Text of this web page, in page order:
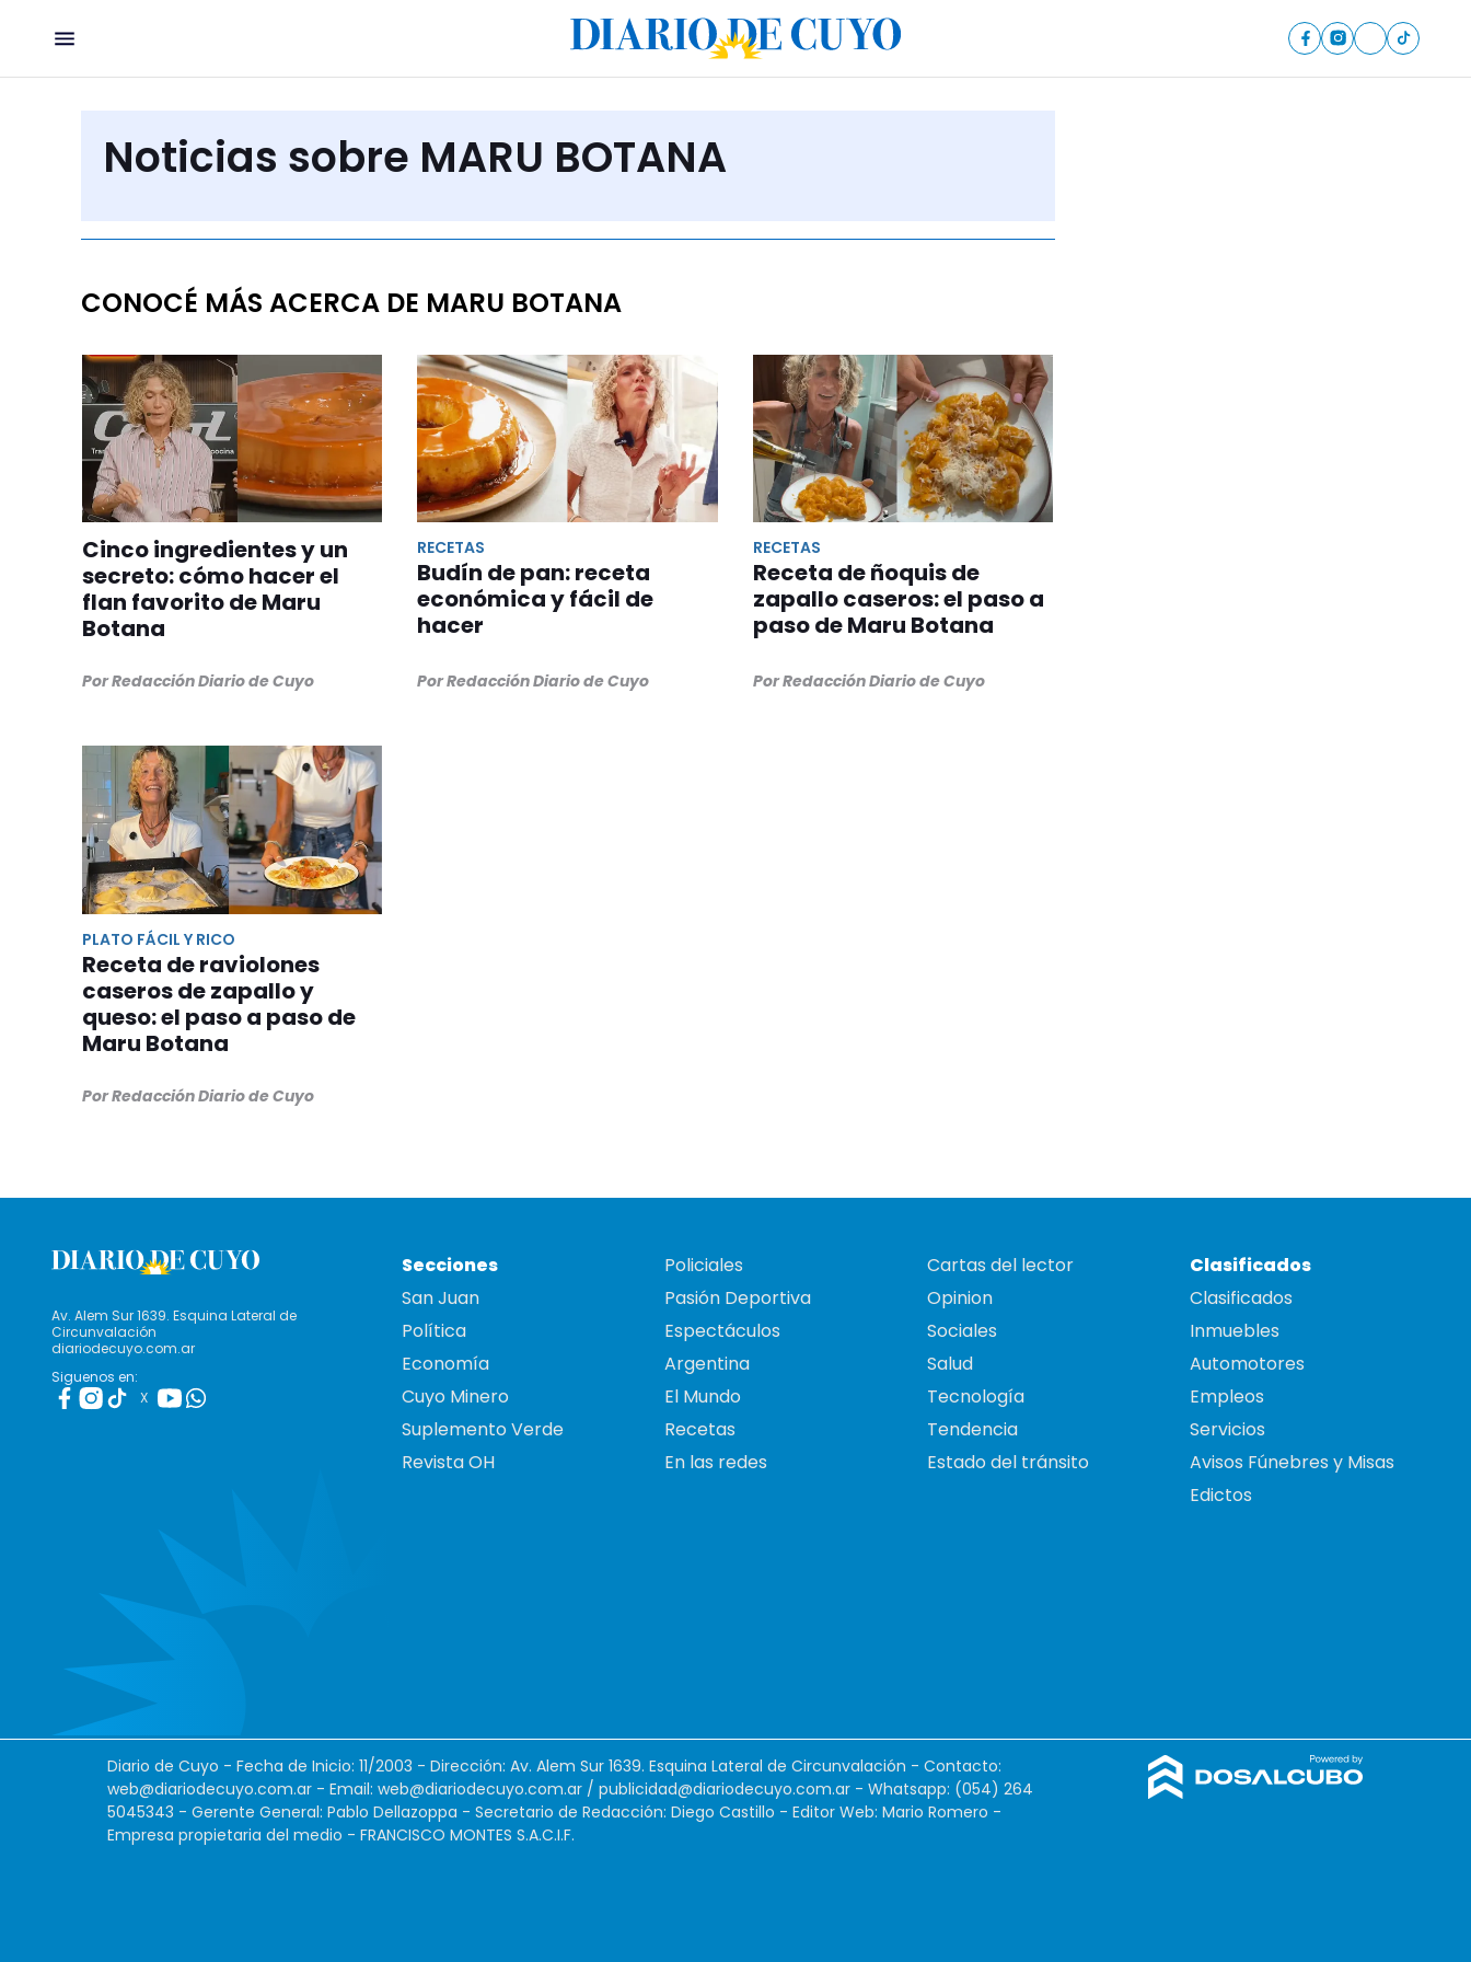
Noticias sobre MARU BOTANA
CONOCÉ MÁS ACERCA DE MARU BOTANA
Cinco ingredientes y un
secreto: cómo hacer el
flan favorito de Maru
Botana
Por Redacción Diario de Cuyo
RECETAS
Budín de pan: receta
económica y fácil de
hacer
Por Redacción Diario de Cuyo
RECETAS
Receta de ñoquis de
zapallo caseros: el paso a
paso de Maru Botana
Por Redacción Diario de Cuyo
PLATO FÁCIL Y RICO
Receta de raviolones
caseros de zapallo y
queso: el paso a paso de
Maru Botana
Por Redacción Diario de Cuyo
Av. Alem Sur 1639. Esquina Lateral de
Circunvalación
diariodecuyo.com.ar
Siguenos en:
X
Secciones
San Juan
Política
Economía
Cuyo Minero
Suplemento Verde
Revista OH
Policiales
Pasión Deportiva
Espectáculos
Argentina
El Mundo
Recetas
En las redes
Cartas del lector
Opinion
Sociales
Salud
Tecnología
Tendencia
Estado del tránsito
Clasificados
Clasificados
Inmuebles
Automotores
Empleos
Servicios
Avisos Fúnebres y Misas
Edictos
Diario de Cuyo - Fecha de Inicio: 11/2003 - Dirección: Av. Alem Sur 1639. Esquina Lateral de Circunvalación - Contacto:
web@diariodecuyo.com.ar - Email: web@diariodecuyo.com.ar / publicidad@diariodecuyo.com.ar - Whatsapp: (054) 264
5045343 - Gerente General: Pablo Dellazoppa - Secretario de Redacción: Diego Castillo - Editor Web: Mario Romero -
Empresa propietaria del medio - FRANCISCO MONTES S.A.C.I.F.